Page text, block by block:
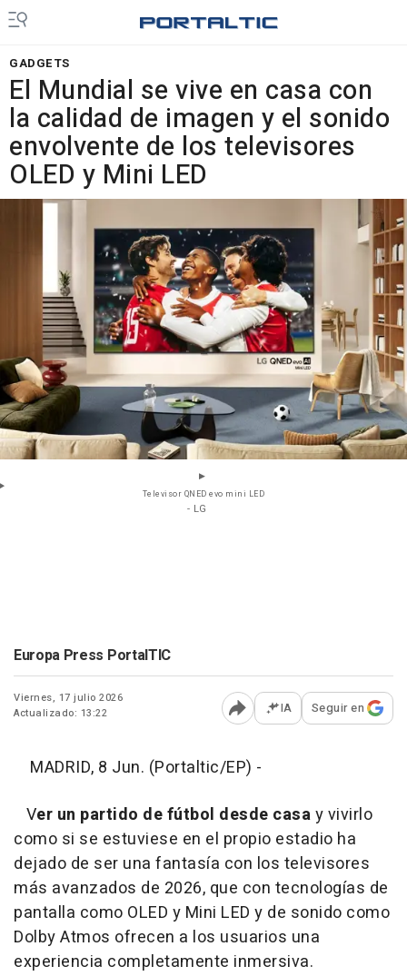
GADGETS
El Mundial se vive en casa con
la calidad de imagen y el sonido
envolvente de los televisores
OLED y Mini LED
Televisor QNED evo mini LED
- LG
Europa Press PortalTIC
Viernes, 17 julio 2026
Actualizado: 13:22
Abrir opciones para
IA Seguir en
MADRID, 8 Jun. (Portaltic/EP) -
Ver un partido de fútbol desde casay vivirlo
como si se estuviese en el propio estadio ha
dejado de ser una fantasía con los televisores
más avanzados de 2026, que con tecnologías de
pantalla como OLED y Mini LED y de sonido como
Dolby Atmos ofrecen a los usuarios una
experiencia completamente inmersiva.